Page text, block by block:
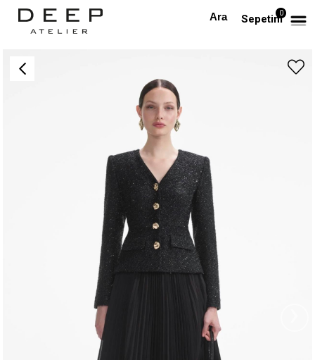
Sepetim0
Anasayfa TÜM ELBİSELER Işıltılı Tüvid Ceket ve Pileli Midi Etek Takım